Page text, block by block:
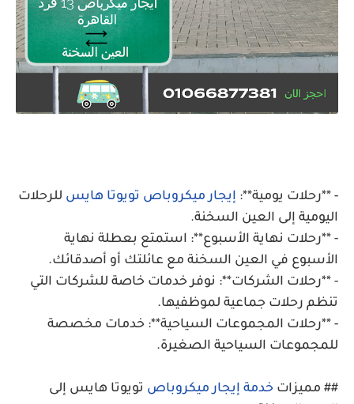
- **رحلات يومية**: إيجار ميكروباص تويوتا هايس للرحلات
اليومية إلى العين السخنة.
- **رحلات نهاية الأسبوع**: استمتع بعطلة نهاية
الأسبوع في العين السخنة مع عائلتك أو أصدقائك.
- **رحلات الشركات**: نوفر خدمات خاصة للشركات التي
تنظم رحلات جماعية لموظفيها.
- **رحلات المجموعات السياحية**: خدمات مخصصة
للمجموعات السياحية الصغيرة.
## مميزات خدمة إيجار ميكروباص تويوتا هايس إلى